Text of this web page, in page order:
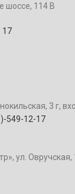
шоссе, 114 В
17
3 г,
549-12-17
ул. Овручская,